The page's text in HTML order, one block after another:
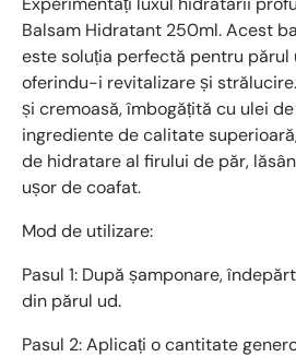
Balsam Hidratant 250ml. Acest
este soluția perfectă pentru părul
oferindu-i revitalizare și
și cremoasă, îmbogățită cu ulei
ingrediente de calitate
de hidratare al firului de păr,
ușor de coafat.
Mod de utilizare:
Pasul 1: După șamponare,
din părul ud.
Pasul 2: Aplicați o cantitate